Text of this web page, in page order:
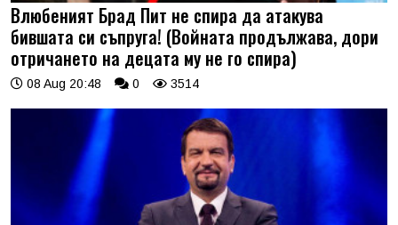
Влюбеният Брад Пит не спира да атакува
бившата си съпруга! (Войната продължава, дори
отричането на децата му не го спира)
08 Aug 20:48 0 3514